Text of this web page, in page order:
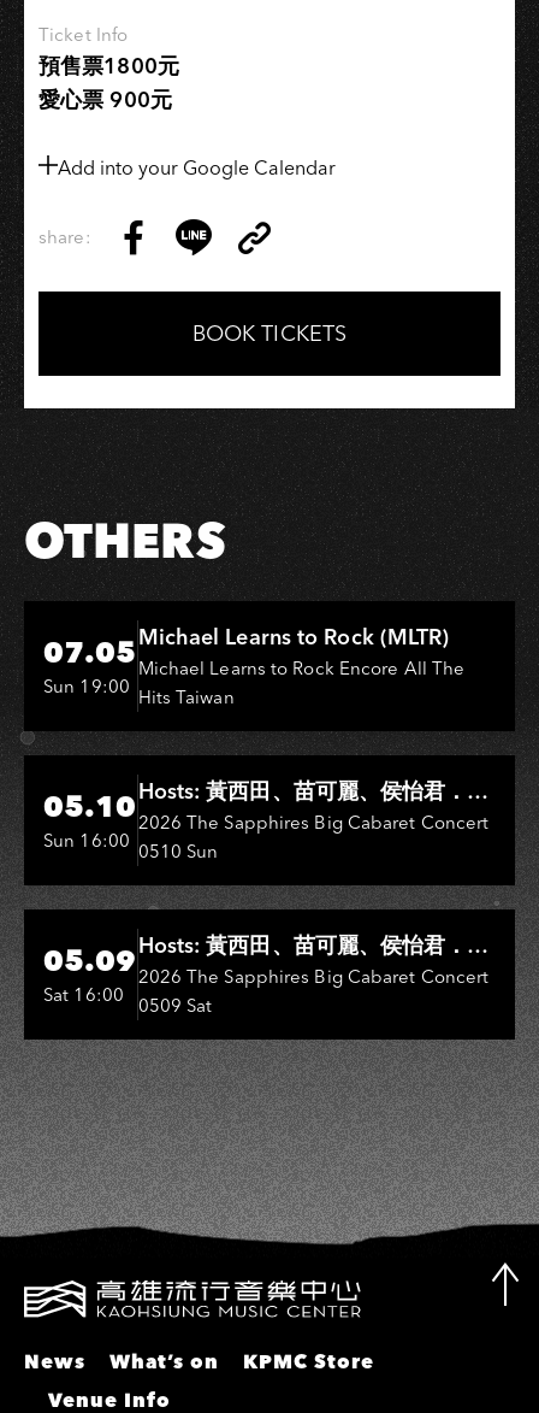
Ticket Info
預售票1800元
愛心票 900元
Add into your Google Calendar
share:
on
Facebook
on
LINE
Link
Copy
BOOK TICKETS
OTHERS
Hi-Ing Music Hall
07.05
Sun 19:00
Michael Learns to Rock (MLTR)
Michael Learns to Rock Encore All The
Hits Taiwan
Hi-Ing Music Hall
05.10
Sun 16:00
Hosts: 黃西田、苗可麗、侯怡君．
Entertainers: 葉啟田、鳥來嬤-吳
敏、王彩樺、王瑞霞、吳淑敏、施文
彬、邵大倫、曹雅雯、陳孟賢、黃露
瑤
2026 The Sapphires Big Cabaret Concert
0510 Sun
Hi-Ing Music Hall
05.09
Sat 16:00
Hosts: 黃西田、苗可麗、侯怡君．
Entertainers: 葉啟田、鳥來嬤-吳
敏、張秀卿、王彩樺、吳淑敏、施文
彬、邵大倫、曹雅雯、陳孟賢、黃露
瑤
2026 The Sapphires Big Cabaret Concert
0509 Sat
News What’s on
KPMC Store
Venue Info